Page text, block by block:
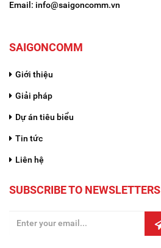
Email: info@saigoncomm.vn
SAIGONCOMM
Giới thiệu
Giải pháp
Dự án tiêu biểu
Tin tức
Liên hệ
SUBSCRIBE TO NEWSLETTERS